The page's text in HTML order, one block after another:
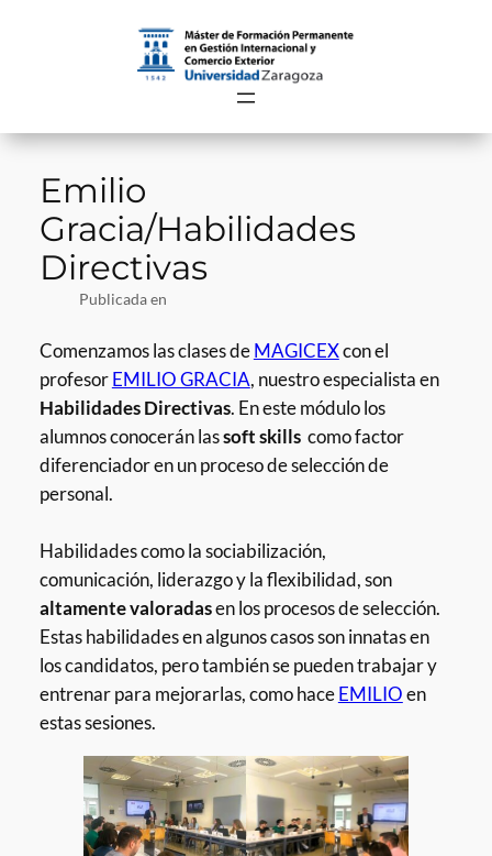
Emilio
Gracia/Habilidades
Directivas
Publicada en
Comenzamos las clases deMAGICEXcon el
profesorEMILIO GRACIA, nuestro especialista en
Habilidades Directivas. En este módulo los
alumnos conocerán lassoft skills como factor
diferenciador en un proceso de selección de
personal.
Habilidades como la sociabilización,
comunicación, liderazgo y la flexibilidad, son
altamente valoradasen los procesos de selección.
Estas habilidades en algunos casos son innatas en
los candidatos, pero también se pueden trabajar y
entrenar para mejorarlas, como haceEMILIOen
estas sesiones.